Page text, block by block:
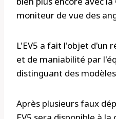
moniteur de vue des
L'EV5 a fait l'objet d'un
et de maniabilité par
distinguant des
Après plusieurs faux